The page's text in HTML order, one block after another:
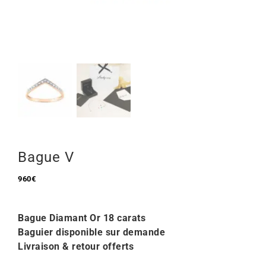
Bague V
960€
Bague Diamant Or 18 carats
Baguier disponible sur demande
Livraison & retour offerts